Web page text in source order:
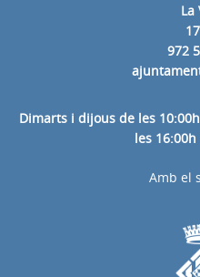
La
972
Dimarts i dijous de les
les
Amb el